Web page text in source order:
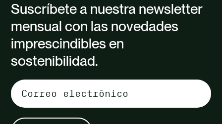
Suscríbete a nuestra newsletter
mensual con las novedades
imprescindibles en
sostenibilidad.